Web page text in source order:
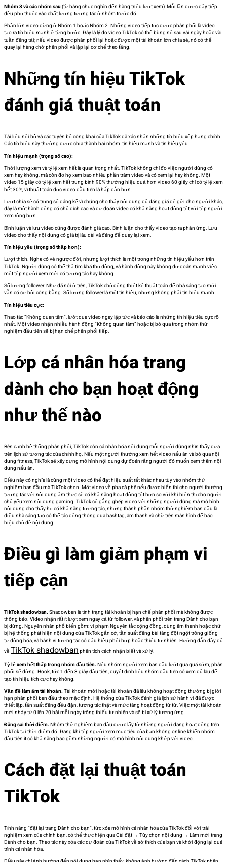
Nhóm 3 và các nhóm sau (từ hàng chục nghìn đến hàng triệu lượt xem): Mỗi lần được đẩy tiếp
đều phụ thuộc vào chất lượng tương tác ở nhóm trước đó.
Phần lớn video dừng ở Nhóm 1 hoặc Nhóm 2. Những video tiếp tục được phân phối là video
tạo ra tín hiệu mạnh ở từng bước. Đây là lý do video TikTok có thể bùng nổ sau vài ngày hoặc vài
tuần đăng tải; nếu video được phân phối lại hoặc được một tài khoản lớn chia sẻ, nó có thể
quay lại hàng chờ phân phối và lặp lại cơ chế theo tầng.
Những tín hiệu TikTok
đánh giá thuật toán
Tài liệu nội bộ và các tuyên bố công khai của TikTok đã xác nhận những tín hiệu xếp hạng chính.
Các tín hiệu này thường được chia thành hai nhóm: tín hiệu mạnh và tín hiệu yếu.
Tín hiệu mạnh (trọng số cao):
Thời lượng xem và tỷ lệ xem hết là quan trọng nhất. TikTok không chỉ đo việc người dùng có
xem hay không, mà còn đo họ xem bao nhiêu phần trăm video và có xem lại hay không. Một
video 15 giây có tỷ lệ xem hết trung bình 90% thường hiệu quả hơn video 60 giây chỉ có tỷ lệ xem
hết 30%, vì thuật toán đọc video đầu tiên là hấp dẫn hơn.
Lượt chia sẻ có trọng số đáng kể vì chúng cho thấy nội dung đủ đáng giá để gửi cho người khác,
đây là một hành động có chủ đích cao và dự đoán video có khả năng hoạt động tốt với tệp người
xem rộng hơn.
Bình luận và lưu video cũng được đánh giá cao. Bình luận cho thấy video tạo ra phản ứng. Lưu
video cho thấy nội dung có giá trị lâu dài và đáng để quay lại xem.
Tín hiệu yếu (trọng số thấp hơn):
Lượt thích. Nghe có vẻ ngược đời, nhưng lượt thích là một trong những tín hiệu yếu hơn trên
TikTok. Người dùng có thể thả tim khá thụ động, và hành động này không dự đoán mạnh việc
một tệp người xem mới có tương tác hay không.
Số lượng follower. Như đã nói ở trên, TikTok chủ động thiết kế thuật toán để nhà sáng tạo mới
vẫn có cơ hội công bằng. Số lượng follower là một tín hiệu, nhưng không phải tín hiệu mạnh.
Tín hiệu tiêu cực:
Thao tác “Không quan tâm”, lướt qua video ngay lập tức và báo cáo là những tín hiệu tiêu cực rõ
nhất. Một video nhận nhiều hành động “Không quan tâm” hoặc bị bỏ qua trong nhóm thử
nghiệm đầu tiên sẽ bị hạn chế phân phối tiếp.
Lớp cá nhân hóa trang
dành cho bạn hoạt động
như thế nào
Bên cạnh hệ thống phân phối, TikTok còn cá nhân hóa nội dung mỗi người dùng nhìn thấy dựa
trên lịch sử tương tác của chính họ. Nếu một người thường xem hết video nấu ăn và bỏ qua nội
dung fitness, TikTok sẽ xây dựng mô hình nội dung dự đoán rằng người đó muốn xem thêm nội
dung nấu ăn.
Điều này có nghĩa là cùng một video có thể đạt hiệu suất rất khác nhau tùy vào nhóm thử
nghiệm ban đầu mà TikTok chọn. Một video về pha cà phê nếu được hiển thị cho người thường
tương tác với nội dung ẩm thực sẽ có khả năng hoạt động tốt hơn so với khi hiển thị cho người
chủ yếu xem nội dung gaming. TikTok cố gắng ghép video với những người dùng mà mô hình
nội dung cho thấy họ có khả năng tương tác, nhưng thành phần nhóm thử nghiệm ban đầu là
điều nhà sáng tạo có thể tác động thông qua hashtag, âm thanh và chữ trên màn hình để báo
hiệu chủ đề nội dung.
Điều gì làm giảm phạm vi
tiếp cận
TikTok shadowban.Shadowban là tình trạng tài khoản bị hạn chế phân phối mà không được
thông báo. Video nhận rất ít lượt xem ngay cả từ follower, và phân phối trên trang Dành cho bạn
bị dừng. Nguyên nhân phổ biến gồm: vi phạm Nguyên tắc cộng đồng, dùng âm thanh hoặc chữ
bị hệ thống phát hiện nội dung của TikTok gắn cờ, tần suất đăng bài tăng đột ngột trông giống
tự động hóa, và hành vi tương tác có dấu hiệu phối hợp hoặc thiếu tự nhiên. Hướng dẫn đầy đủ
về TikTok shadowban phân tích cách nhận biết và xử lý.
Tỷ lệ xem hết thấp trong nhóm đầu tiên.Nếu nhóm người xem ban đầu lướt qua quá sớm, phân
phối sẽ dừng. Hook, tức 1 đến 3 giây đầu tiên, quyết định liệu nhóm đầu tiên có xem đủ lâu để
tạo tín hiệu tích cực hay không.
Vấn đề làm ấm tài khoản.Tài khoản mới hoặc tài khoản đã lâu không hoạt động thường bị giới
hạn phân phối ban đầu theo mặc định. Hệ thống của TikTok đánh giá lịch sử hành vi đã được
thiết lập, tần suất đăng đều đặn, tương tác thật và mức tăng hoạt động từ từ. Việc một tài khoản
mới nhảy từ 0 lên 20 bài mỗi ngày trông thiếu tự nhiên và sẽ bị xử lý tương ứng.
Đăng sai thời điểm.Nhóm thử nghiệm ban đầu được lấy từ những người đang hoạt động trên
TikTok tại thời điểm đó. Đăng khi tệp người xem mục tiêu của bạn không online khiến nhóm
đầu tiên ít có khả năng bao gồm những người có mô hình nội dung khớp với video.
Cách đặt lại thuật toán
TikTok
Tính năng “đặt lại trang Dành cho bạn”, tức xóa mô hình cá nhân hóa của TikTok đối với trải
nghiệm xem của chính bạn, có thể thực hiện qua Cài đặt → Tùy chọn nội dung → Làm mới trang
Dành cho bạn. Thao tác này xóa các dự đoán của TikTok về sở thích của bạn và khởi động lại quá
trình cá nhân hóa.